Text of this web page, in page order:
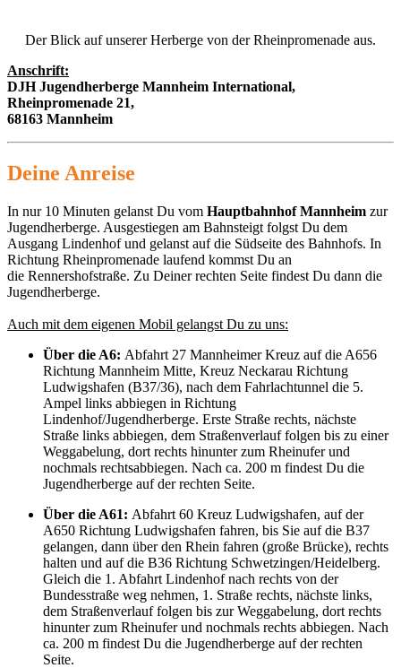
Der Blick auf unserer Herberge von der Rheinpromenade aus.
Anschrift:
DJH Jugendherberge Mannheim International,
Rheinpromenade 21,
68163 Mannheim
Deine Anreise
In nur 10 Minuten gelanst Du vom Hauptbahnhof Mannheim zur
Jugendherberge. Ausgestiegen am Bahnsteigt folgst Du dem
Ausgang Lindenhof und gelanst auf die Südseite des Bahnhofs. In
Richtung Rheinpromenade laufend kommst Du an
die Rennershofstraße. Zu Deiner rechten Seite findest Du dann die
Jugendherberge.
Auch mit dem eigenen Mobil gelangst Du zu uns:
Über die A6: Abfahrt 27 Mannheimer Kreuz auf die A656
Richtung Mannheim Mitte, Kreuz Neckarau Richtung
Ludwigshafen (B37/36), nach dem Fahrlachtunnel die 5.
Ampel links abbiegen in Richtung
Lindenhof/Jugendherberge. Erste Straße rechts, nächste
Straße links abbiegen, dem Straßenverlauf folgen bis zu einer
Weggabelung, dort rechts hinunter zum Rheinufer und
nochmals rechtsabbiegen. Nach ca. 200 m findest Du die
Jugendherberge auf der rechten Seite.
Über die A61: Abfahrt 60 Kreuz Ludwigshafen, auf der
A650 Richtung Ludwigshafen fahren, bis Sie auf die B37
gelangen, dann über den Rhein fahren (große Brücke), rechts
halten und auf die B36 Richtung Schwetzingen/Heidelberg.
Gleich die 1. Abfahrt Lindenhof nach rechts von der
Bundesstraße weg nehmen, 1. Straße rechts, nächste links,
dem Straßenverlauf folgen bis zur Weggabelung, dort rechts
hinunter zum Rheinufer und nochmals rechts abbiegen. Nach
ca. 200 m findest Du die Jugendherberge auf der rechten
Seite.